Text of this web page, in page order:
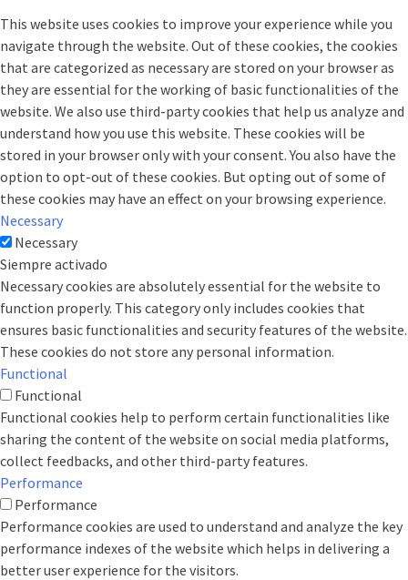
This website uses cookies to improve your experience while you
navigate through the website. Out of these cookies, the cookies
that are categorized as necessary are stored on your browser as
they are essential for the working of basic functionalities of the
website. We also use third-party cookies that help us analyze and
understand how you use this website. These cookies will be
stored in your browser only with your consent. You also have the
option to opt-out of these cookies. But opting out of some of
these cookies may have an effect on your browsing experience.
Necessary
Necessary
Siempre activado
Necessary cookies are absolutely essential for the website to
function properly. This category only includes cookies that
ensures basic functionalities and security features of the website.
These cookies do not store any personal information.
Functional
Functional
Functional cookies help to perform certain functionalities like
sharing the content of the website on social media platforms,
collect feedbacks, and other third-party features.
Performance
Performance
Performance cookies are used to understand and analyze the key
performance indexes of the website which helps in delivering a
better user experience for the visitors.